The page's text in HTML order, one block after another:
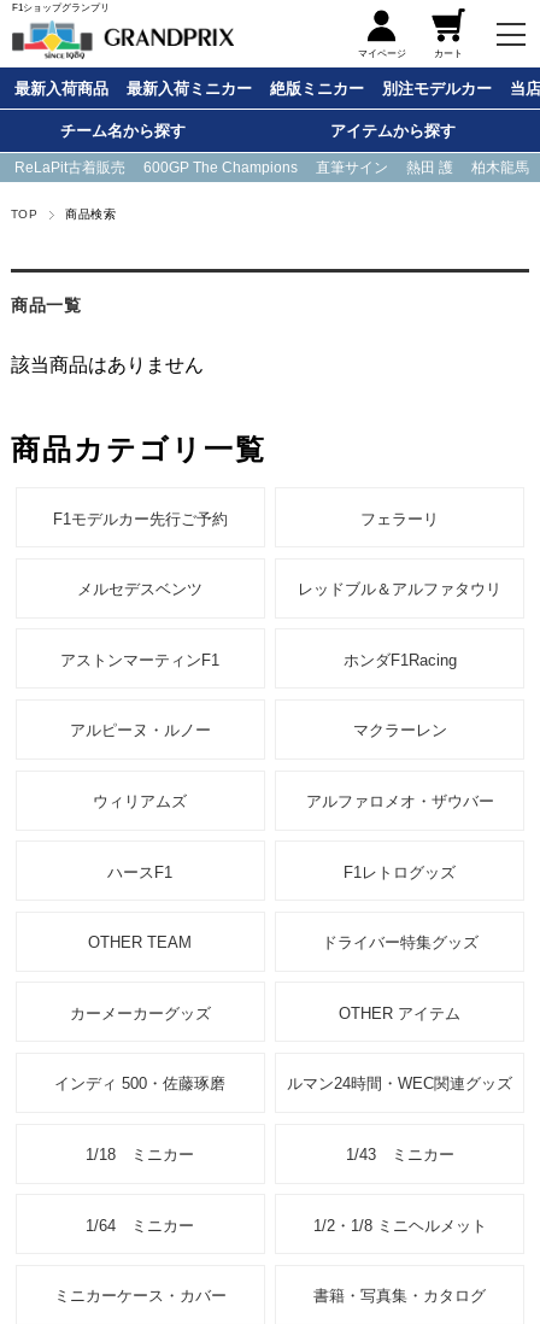
F1ショップグランプリ
マイページ カート
最新入荷商品 最新入荷ミニカー 絶版ミニカー 別注モデルカー 当
チーム名から探す アイテムから探す
ReLaPit古着販売 600GP The Champions 直筆サイン 熱田 護 柏木龍馬
TOP 商品検索
商品一覧
該当商品はありません
商品カテゴリ一覧
F1モデルカー先行ご予約 フェラーリ
メルセデスベンツ レッドブル＆アルファタウリ
アストンマーティンF1 ホンダF1Racing
アルピーヌ・ルノー マクラーレン
ウィリアムズ アルファロメオ・ザウバー
ハースF1 F1レトログッズ
OTHER TEAM ドライバー特集グッズ
カーメーカーグッズ OTHER アイテム
インディ 500・佐藤琢磨 ルマン24時間・WEC関連グッズ
1/18 ミニカー 1/43 ミニカー
1/64 ミニカー 1/2・1/8 ミニヘルメット
ミニカーケース・カバー 書籍・写真集・カタログ